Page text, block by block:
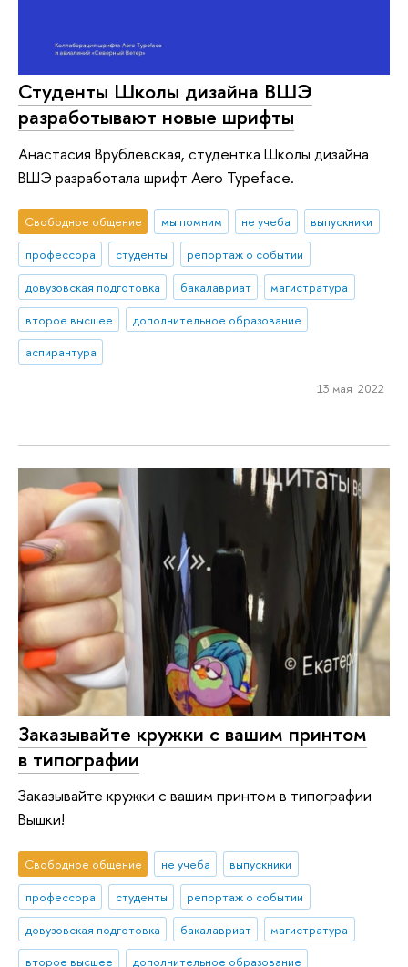
Студенты Школы дизайна ВШЭ
разработывают новые шрифты
Анастасия Врублевская, студентка Школы дизайна
ВШЭ разработала шрифт Aero Typeface.
Свободное общение мы помним не учеба
выпускники
профессора
студенты
репортаж о событии
довузовская подготовка
бакалавриат
магистратура
второе высшее
дополнительное образование
аспирантура
13 мая 2022
Заказывайте кружки с вашим принтом
в типографии
Заказывайте кружки с вашим принтом в типографии
Вышки!
Свободное общение не учеба
выпускники
профессора
студенты
репортаж о событии
довузовская подготовка
бакалавриат
магистратура
второе высшее
дополнительное образование